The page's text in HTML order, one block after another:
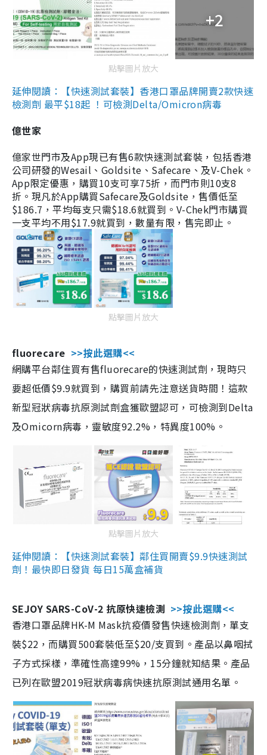
+2
點擊圖片放大
延伸閱讀：【快速測試套裝】香港口罩品牌開賣2款快速
檢測劑 最平$18起 ！可檢測Delta/Omicron病毒
億世家
億家世門市及App現已有售6款快速測試套裝，包括香港
公司研發的Wesail、Goldsite、Safecare、及V-Chek。
App限定優惠，購買10支可享75折，而門市則10支8
折。現凡於App購買Safecare及Goldsite，售價低至
$186.7，平均每支只需$18.6就買到。V-Chek門市購買
一支平均不用$17.9就買到，數量有限，售完即止。
點擊圖片放大
fluorecare >>按此選購<<
網購平台鄰住買有售fluorecare的快速測試劑，現時只
要超低價$9.9就買到，購買前請先注意送貨時間！這款
新型冠狀病毒抗原測試劑盒獲歐盟認可，可檢測到Delta
及Omicorn病毒，靈敏度92.2%，特異度100%。
點擊圖片放大
延伸閱讀：【快速測試套裝】鄰住買開賣$9.9快速測試
劑！最快即日發貨 每日15萬盒補貨
SEJOY SARS-CoV-2 抗原快速檢測 >>按此選購<<
香港口罩品牌HK-M Mask抗疫價發售快速檢測劑，單支
裝$22，而購買500套裝低至$20/支買到。產品以鼻咽拭
子方式採樣，準確性高達99%，15分鐘就知結果。產品
已列在歐盟2019冠狀病毒病快速抗原測試通用名單。